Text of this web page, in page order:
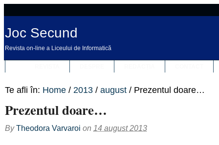
Joc Secund
Revista on-line a Liceului de Informatică
Te afli în: Home / 2013 / august / Prezentul doare…
Prezentul doare…
ByTheodora Varvaroi on 14 august 2013